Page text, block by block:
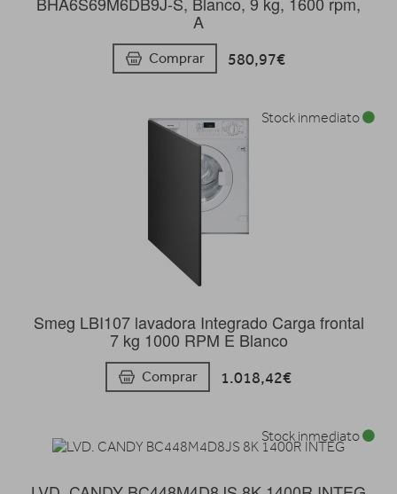
A
Comprar 580,97€
Smeg LBI107 lavadora Integrado Carga frontal
7 kg 1000 RPM E Blanco
Comprar 1.018,42€
Stock inmediato
Stock inmediato